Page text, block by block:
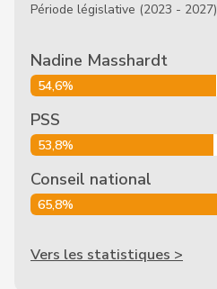
Période législative (2023 - 2027)
Nadine Masshardt
54,6%
PSS
53,8%
Conseil national
65,8%
Vers les statistiques >